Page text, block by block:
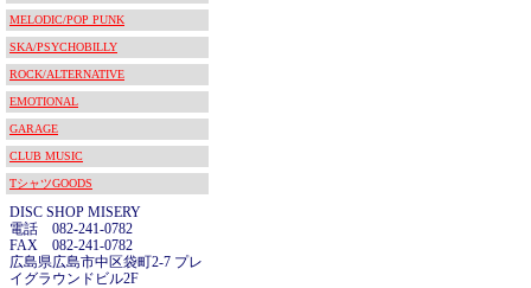
MELODIC/POP PUNK
SKA/PSYCHOBILLY
ROCK/ALTERNATIVE
EMOTIONAL
GARAGE
CLUB MUSIC
TシャツGOODS
DISC SHOP MISERY
電話 082-241-0782
FAX 082-241-0782
広島県広島市中区袋町2-7 プレ
イグラウンドビル2F